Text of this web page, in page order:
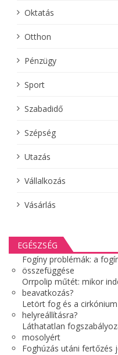
Oktatás
Otthon
Pénzügy
Sport
Szabadidő
Szépség
Utazás
Vállalkozás
Vásárlás
EGÉSZSÉG
Fogíny problémák: a
összefüggése
Orrpolip műtét: mikor
beavatkozás?
Letört fog és a
helyreállításra?
Láthatatlan
mosolyért
Foghúzás utáni fertőzés